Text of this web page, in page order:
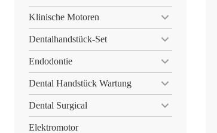
Klinische Motoren
Dentalhandstück-Set
Endodontie
Dental Handstück Wartung
Dental Surgical
Elektromotor